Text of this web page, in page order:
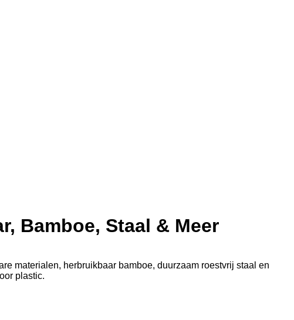
Bamboe, Staal & Meer
materialen, herbruikbaar bamboe, duurzaam roestvrij staal en
plastic.